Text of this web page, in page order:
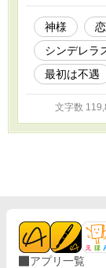
神様
シンデレラ
最初は不遇
文字数
アプリ一覧